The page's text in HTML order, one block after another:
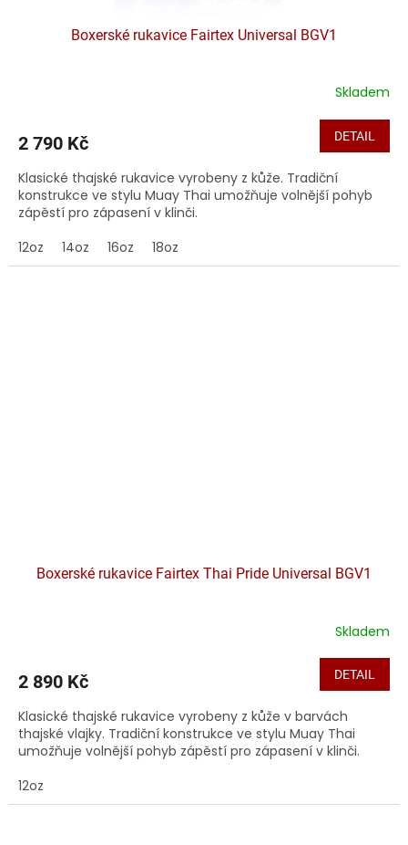
Boxerské rukavice Fairtex Universal BGV1
Skladem
2 790 Kč DETAIL
Klasické thajské rukavice vyrobeny z kůže. Tradiční
konstrukce ve stylu Muay Thai umožňuje volnější pohyb
zápěstí pro zápasení v klinči.
12oz
14oz 16oz 18oz
Boxerské rukavice Fairtex Thai Pride Universal BGV1
Skladem
2 890 Kč DETAIL
Klasické thajské rukavice vyrobeny z kůže v barvách
thajské vlajky. Tradiční konstrukce ve stylu Muay Thai
umožňuje volnější pohyb zápěstí pro zápasení v klinči.
12oz